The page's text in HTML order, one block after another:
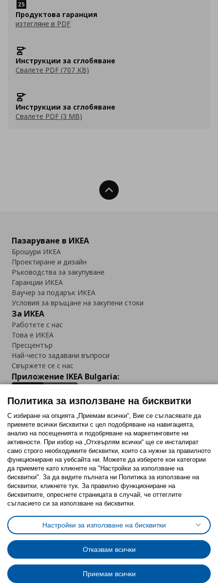
Продуктова гаранция
изтегляне в PDF
Инструкции за сглобяване
Свалете PDF (707 KB)
Инструкции за сглобяване
Свалете PDF (3 MB)
Нагоре
Пазаруване в ИКЕА
Брошури ИКЕА
Проектиране и дизайн
Ръководства за закупуване
Гаранции ИКЕА
Ваучер за подарък ИКЕА
Условия за връщане на закупени стоки
За ИКЕА
Работете с нас
Това е ИКЕА
Пресцентър
Най-често задавани въпроси
Свържете се с нас
Приложение IKEA Bulgaria:
Последвайте ни:
FacebookTwitterYoutubePinterestInstagram
Политика за използване на бисквитки (Cookies)
Избор на настройки за използване на бисквитки
Условия за ползване на ikea.bgОбща политика за личните данни
Политика за защита на личните данни на ikea.bg
Общи условия на програма IKEA Family
Политика за защита на лични данни на програма IKEA Family
Политика за използване на бисквитки
С избиране на опцията „Приемам всички“, Вие се съгласявате да
приемете всички бисквитки с цел подобряване на навигацията,
анализ на посещенията и подобряване на маркетинговите ни
активности. При избор на „Отхвърлям всички“ ще се инсталират
само строго необходимитe бисквитки, които са нужни за правилното
функциониране на уебсайта ни. Можете да изберете кои категории
да приемете като кликнете на "Настройки за използване на
бисквитки". За да видите пълната ни Политика за използване на
бисквитки, кликнете тук. За правилно функциониране на
бисквитките, опреснете страницата в случай, че оттеглите
съгласието си за използване на бисквитки.
Настройки за използване на бисквитки
Отказвам всички
Приемам всички